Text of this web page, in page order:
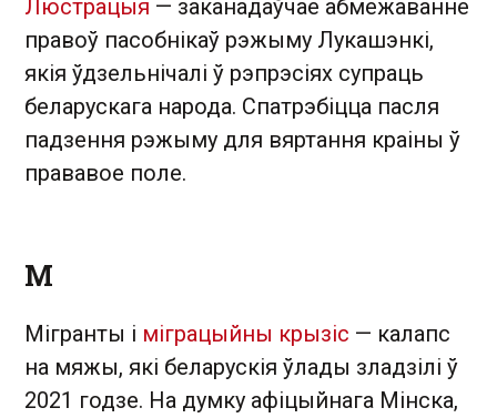
Люстрацыя — заканадаўчае абмежаванне
правоў пасобнікаў рэжыму Лукашэнкі,
якія ўдзельнічалі ў рэпрэсіях супраць
беларускага народа. Спатрэбіцца пасля
падзення рэжыму для вяртання краіны ў
прававое поле.
М
Мігранты і міграцыйны крызіс — калапс
на мяжы, які беларускія ўлады зладзілі ў
2021 годзе. На думку афіцыйнага Мінска,